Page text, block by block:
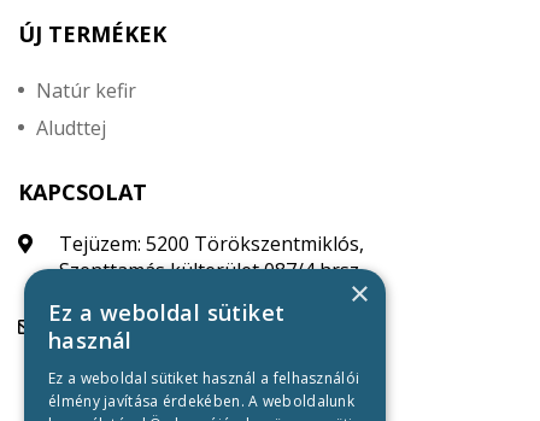
ÚJ TERMÉKEK
Natúr kefir
Aludttej
KAPCSOLAT
Tejüzem: 5200 Törökszentmiklós,
Szenttamás külterület 087/4 hrsz.
Tejüzem:
szenttamasitej@tmrt.hu
Mintabolt Szolnok:
×
Ez a weboldal sütiket
használ
Ez a weboldal sütiket használ a felhasználói
élmény javítása érdekében. A weboldalunk